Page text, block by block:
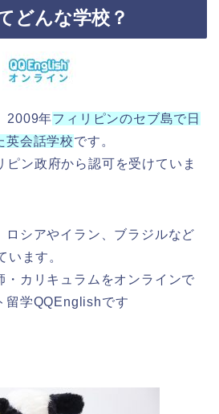
どんな学校？
2009年フィリピンのセブ島で日
英会話学校です。
ン政府から認可を受けていま
ロシアやイラン、ブラジルなど
います。
・カリキュラムをオンラインで
留学QQEnglishです